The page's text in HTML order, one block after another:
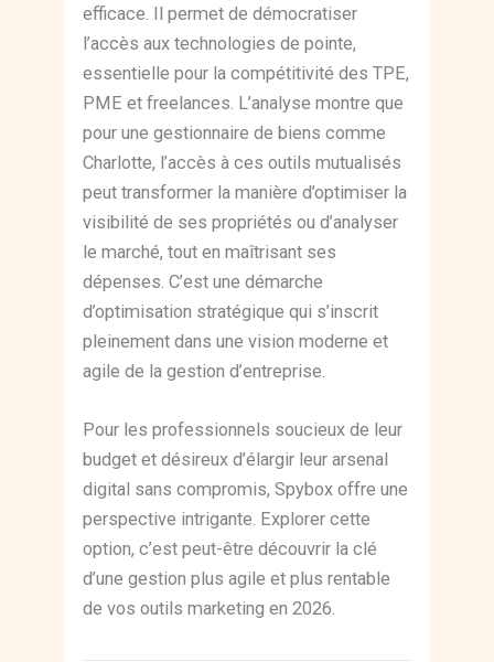
efficace. Il permet de démocratiser
l’accès aux technologies de pointe,
essentielle pour la compétitivité des TPE,
PME et freelances. L’analyse montre que
pour une gestionnaire de biens comme
Charlotte, l’accès à ces outils mutualisés
peut transformer la manière d’optimiser la
visibilité de ses propriétés ou d’analyser
le marché, tout en maîtrisant ses
dépenses. C’est une démarche
d’optimisation stratégique qui s’inscrit
pleinement dans une vision moderne et
agile de la gestion d’entreprise.
Pour les professionnels soucieux de leur
budget et désireux d’élargir leur arsenal
digital sans compromis, Spybox offre une
perspective intrigante. Explorer cette
option, c’est peut-être découvrir la clé
d’une gestion plus agile et plus rentable
de vos outils marketing en 2026.